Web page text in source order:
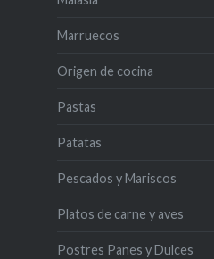
Marruecos
Origen de cocina
Pastas
Patatas
Pescados y Mariscos
Platos de carne y aves
Postres Panes y Dulces